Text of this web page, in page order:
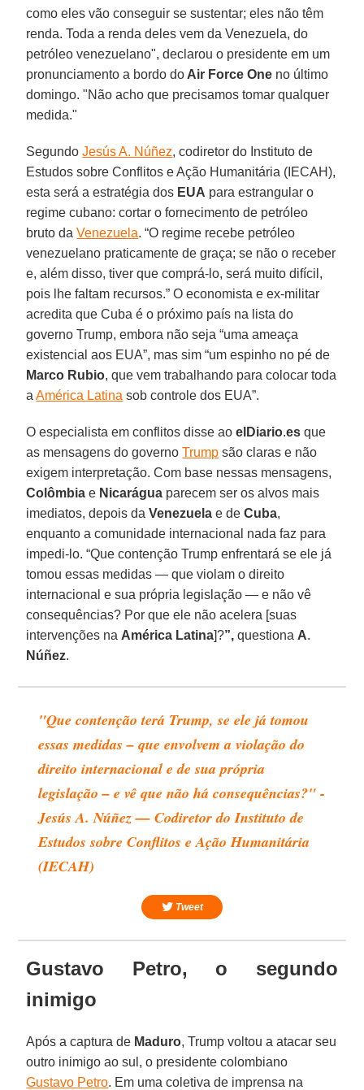
como eles vão conseguir se sustentar; eles não têm
renda. Toda a renda deles vem da Venezuela, do
petróleo venezuelano", declarou o presidente em um
pronunciamento a bordo do Air Force One no último
domingo. "Não acho que precisamos tomar qualquer
medida."
SegundoJesús A. Núñez, codiretor do Instituto de
Estudos sobre Conflitos e Ação Humanitária (IECAH),
esta será a estratégia dos EUA para estrangular o
regime cubano: cortar o fornecimento de petróleo
bruto daVenezuela. “O regime recebe petróleo
venezuelano praticamente de graça; se não o receber
e, além disso, tiver que comprá-lo, será muito difícil,
pois lhe faltam recursos.” O economista e ex-militar
acredita que Cuba é o próximo país na lista do
governo Trump, embora não seja “uma ameaça
existencial aos EUA”, mas sim “um espinho no pé de
Marco Rubio, que vem trabalhando para colocar toda
aAmérica Latina sob controle dos EUA”.
O especialista em conflitos disse aoelDiario.es que
as mensagens do governoTrump são claras e não
exigem interpretação. Com base nessas mensagens,
Colômbia e Nicarágua parecem ser os alvos mais
imediatos, depois daVenezuela e deCuba,
enquanto a comunidade internacional nada faz para
impedi-lo. “Que contenção Trump enfrentará se ele já
tomou essas medidas — que violam o direito
internacional e sua própria legislação — e não vê
consequências? Por que ele não acelera [suas
intervenções na América Latina]?”, questiona A.
Núñez.
"Que contenção terá Trump, se ele já tomou
essas medidas – que envolvem a violação do
direito internacional e de sua própria
legislação – e vê que não há consequências?" -
Jesús A. Núñez — Codiretor do Instituto de
Estudos sobre Conflitos e Ação Humanitária
(IECAH)
Tweet
Gustavo Petro, o segundo
inimigo
Após a captura de Maduro, Trump voltou a atacar seu
outro inimigo ao sul, o presidente colombiano
Gustavo Petro. Em uma coletiva de imprensa na